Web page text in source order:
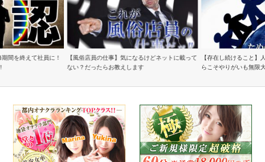
間を終えて社員に！
【風俗店員の仕事】気になるけどネットに載って
ない？だったらお教えします
【存在し続けること】
らこそやりがいも無限